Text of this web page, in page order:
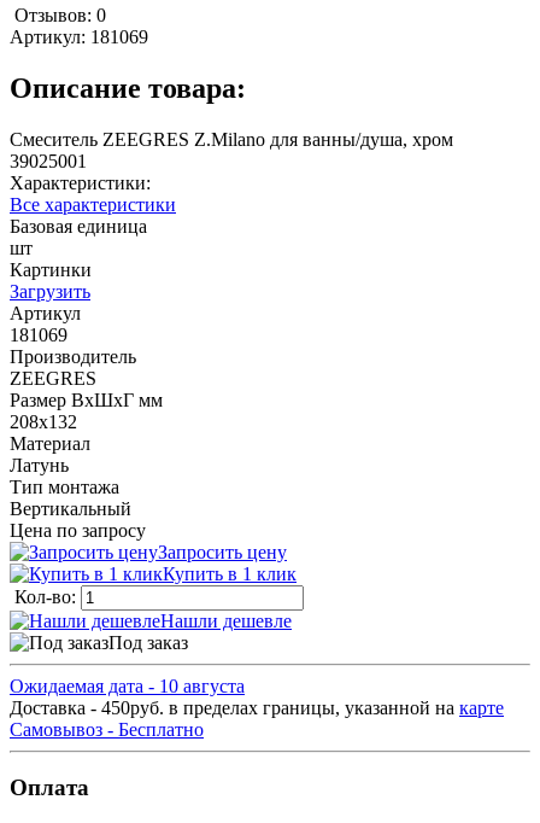
Отзывов: 0
Артикул: 181069
Описание товара:
Смеситель ZEEGRES Z.Milano для ванны/душа, хром
39025001
Характеристики:
Все характеристики
Базовая единица
шт
Картинки
Загрузить
Артикул
181069
Производитель
ZEEGRES
Размер ВхШхГ мм
208х132
Материал
Латунь
Тип монтажа
Вертикальный
Цена по запросу
Запросить цену
Купить в 1 клик
Кол-во:
Нашли дешевле
Под заказ
Ожидаемая дата - 10 августа
Доставка - 450руб. в пределах границы, указанной на карте
Самовывоз - Бесплатно
Оплата